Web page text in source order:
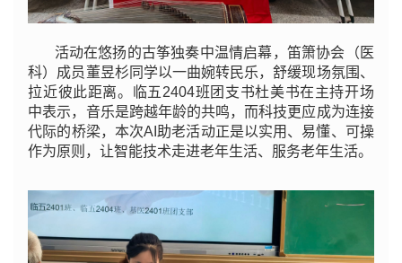
活动在悠扬的古筝独奏中温情启幕，笛箫协会（医
科）成员董昱杉同学以一曲婉转民乐，舒缓现场氛围、
拉近彼此距离。临五2404班团支书杜美书在主持开场
中表示，音乐是跨越年龄的共鸣，而科技更应成为连接
代际的桥梁，本次AI助老活动正是以实用、易懂、可操
作为原则，让智能技术走进老年生活、服务老年生活。